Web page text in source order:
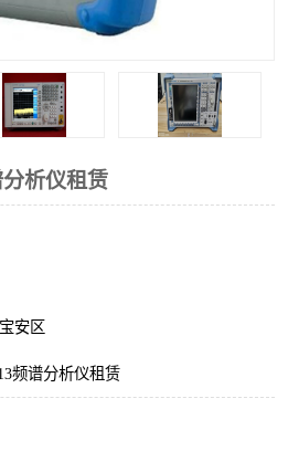
析仪租赁
安区
频谱分析仪租赁
函数信号发生器
无线测试仪